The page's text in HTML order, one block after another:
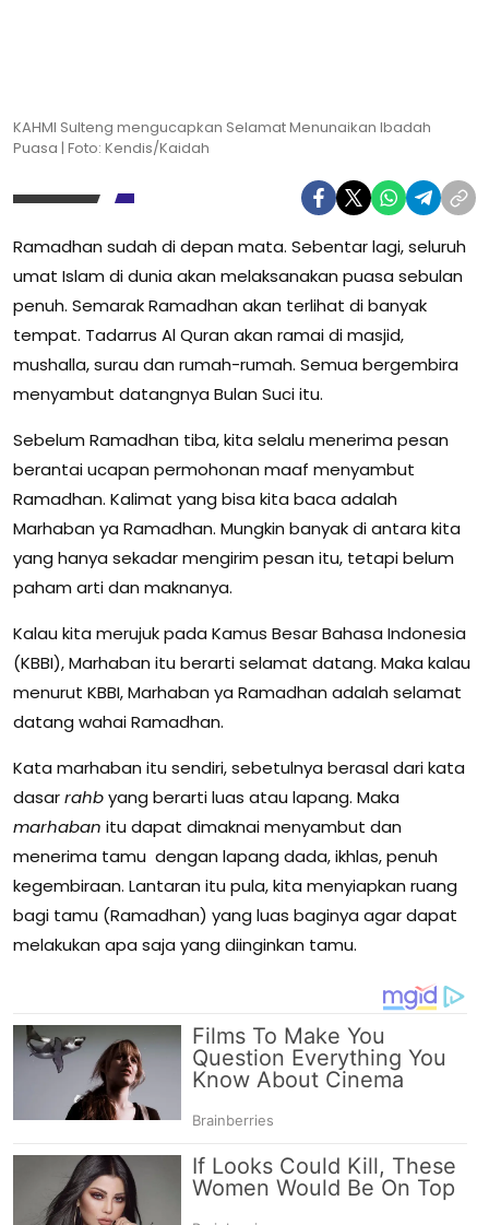
KAHMI Sulteng mengucapkan Selamat Menunaikan Ibadah
Puasa | Foto: Kendis/Kaidah
Ramadhan sudah di depan mata. Sebentar lagi, seluruh
umat Islam di dunia akan melaksanakan puasa sebulan
penuh. Semarak Ramadhan akan terlihat di banyak
tempat. Tadarrus Al Quran akan ramai di masjid,
mushalla, surau dan rumah-rumah. Semua bergembira
menyambut datangnya Bulan Suci itu.
Sebelum Ramadhan tiba, kita selalu menerima pesan
berantai ucapan permohonan maaf menyambut
Ramadhan. Kalimat yang bisa kita baca adalah
Marhaban ya Ramadhan. Mungkin banyak di antara kita
yang hanya sekadar mengirim pesan itu, tetapi belum
paham arti dan maknanya.
Kalau kita merujuk pada Kamus Besar Bahasa Indonesia
(KBBI), Marhaban itu berarti selamat datang. Maka kalau
menurut KBBI, Marhaban ya Ramadhan adalah selamat
datang wahai Ramadhan.
Kata marhaban itu sendiri, sebetulnya berasal dari kata
dasarrahbyang berarti luas atau lapang. Maka
marhaban itu dapat dimaknai menyambut dan
menerima tamu dengan lapang dada, ikhlas, penuh
kegembiraan. Lantaran itu pula, kita menyiapkan ruang
bagi tamu (Ramadhan) yang luas baginya agar dapat
melakukan apa saja yang diinginkan tamu.